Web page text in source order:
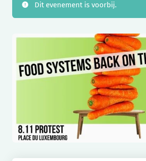
Dit evenement is voorbij.